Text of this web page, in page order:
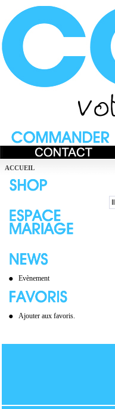
ACCUEIL
Evènement
Ajouter aux favoris.